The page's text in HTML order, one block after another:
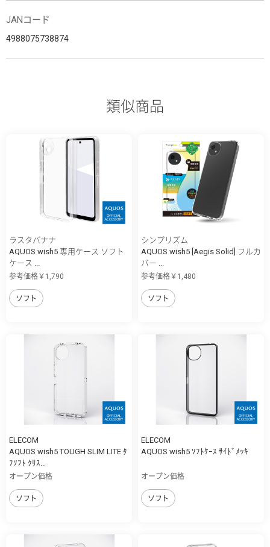
JANコード
4988075738874
類似商品
ラスタバナナ
AQUOS wish5 専用ケース ソフト
ケース ...
参考価格￥1,790
ソフト
シンプリズム
AQUOS wish5 [Aegis Solid] フルカ
バー ...
参考価格￥1,480
ソフト
ELECOM
AQUOS wish5 TOUGH SLIM LITE ﾀ
ﾌｿﾌﾄ ｸﾘｽ...
オープン価格
ソフト
ELECOM
AQUOS wish5 ｿﾌﾄｹｰｽ ｻｲﾄﾞﾒｯｷ
オープン価格
ソフト